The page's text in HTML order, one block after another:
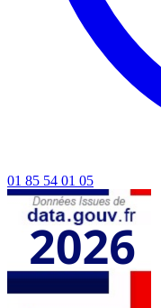
01 85 54 01 05